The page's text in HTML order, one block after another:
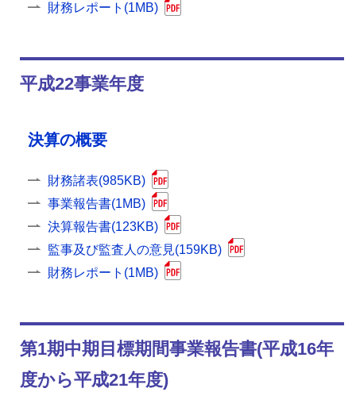
財務レポート(1MB)
平成22事業年度
決算の概要
財務諸表(985KB)
事業報告書(1MB)
決算報告書(123KB)
監事及び監査人の意見(159KB)
財務レポート(1MB)
第1期中期目標期間事業報告書(平成16年
度から平成21年度)